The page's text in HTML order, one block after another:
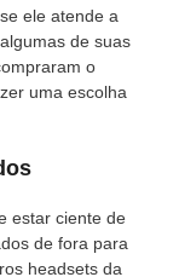
ele atende a
de suas
o
uma escolha
estar ciente de
de fora para
headsets da